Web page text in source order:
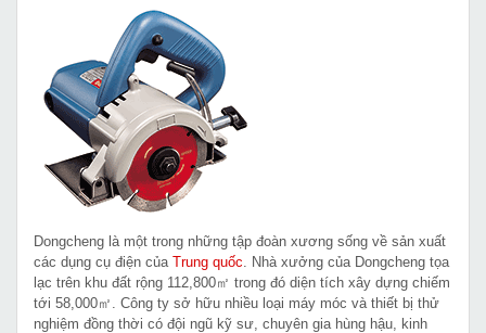
Dongcheng là một trong những tập đoàn xương sống về sản xuất
các dụng cụ điện của Trung quốc . Nhà xưởng của Dongcheng tọa
lạc trên khu đất rộng 112,800㎡ trong đó diện tích xây dựng chiếm
tới 58,000㎡. Công ty sở hữu nhiều loại máy móc và thiết bị thử
nghiệm đồng thời có đội ngũ kỹ sư, chuyên gia hùng hậu, kinh